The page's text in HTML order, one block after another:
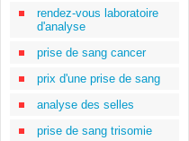
rendez-vous laboratoire
d'analyse
prise de sang cancer
prix d'une prise de sang
analyse des selles
prise de sang trisomie